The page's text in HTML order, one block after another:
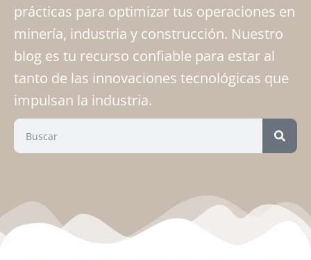
prácticas para optimizar tus operaciones en
minería, industria y construcción. Nuestro
blog es tu recurso confiable para estar al
tanto de las innovaciones tecnológicas que
impulsan la industria.